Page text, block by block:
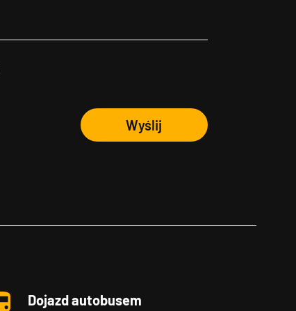
Wyślij
Dojazd autobusem